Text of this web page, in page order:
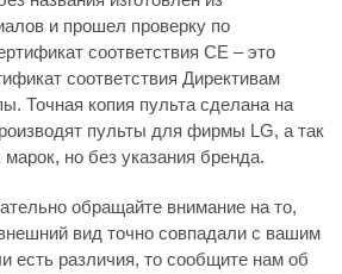
и прошел проверку по
соответствия СЕ – это
соответствия Директивам
Точная копия пульта сделана на
пульты для фирмы LG, а так
но без указания бренда.
обращайте внимание на то,
вид точно совпадали с вашим
есть различия, то сообщите нам об